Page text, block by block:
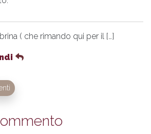
( che rimando qui per il […]